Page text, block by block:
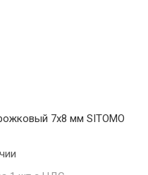
7х8 мм SITOMO